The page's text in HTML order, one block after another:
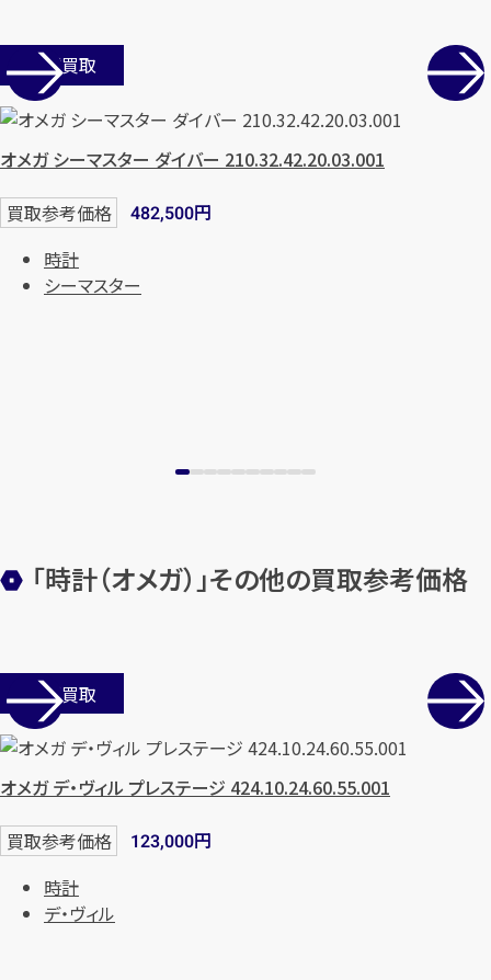
【総合受付】24時間・年中無休(年末年
始除く)
店舗買取
オメガ シーマスター ダイバー 210.32.42.20.03.001
買取参考価格 482,500円
時計
シーマスター
「時計（オメガ）」その他の買取参考価格
店舗買取
オメガ デ・ヴィル プレステージ 424.10.24.60.55.001
買取参考価格 123,000円
時計
デ・ヴィル